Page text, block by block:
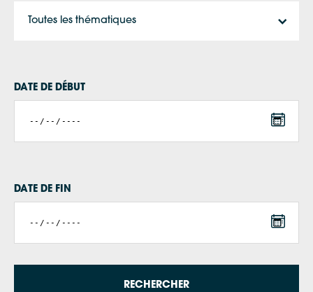
Toutes les thématiques
DATE DE DÉBUT
DATE DE FIN
RECHERCHER